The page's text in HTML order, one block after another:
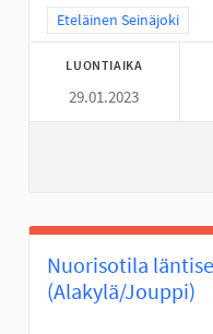
Rajaa tulokset teeman
Eteläinen Seinäjoki
LUONTIAIKA
29.01.2023
Nuorisotila
(Alakylä/Jouppi)